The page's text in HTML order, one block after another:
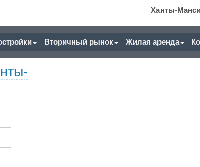
Ханты-
Вторичный рынок Жилая аренда